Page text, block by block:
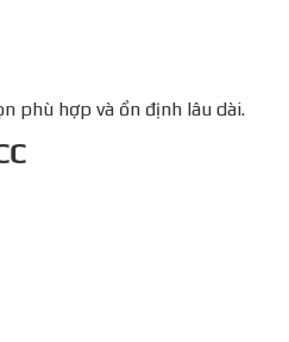
phù hợp và ổn định lâu dài.